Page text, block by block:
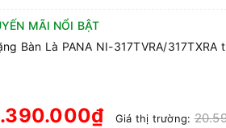
MÃI NỔI BẬT
Bàn Là PANA NI-317TVRA/
Giá thị trường: